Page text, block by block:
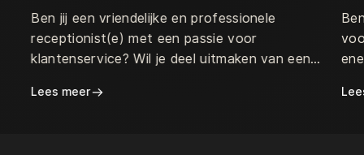
Ben jij een vriendelijke en professionele
receptionist(e) met een passie voor
klantenservice? Wil je deel uitmaken van een
Lees meer